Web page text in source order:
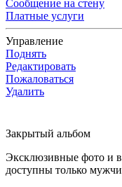
Сообщение на стену
Платные услуги
Управление
Поднять
Редактировать
Пожаловаться
Удалить
Закрытый альбом
Эксклюзивные фото и
доступны только